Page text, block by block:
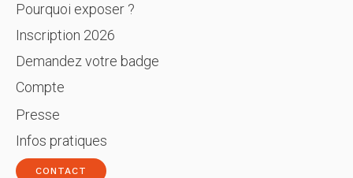
Pourquoi exposer ?
Inscription 2026
Demandez votre badge
Compte
Presse
Infos pratiques
CONTACT